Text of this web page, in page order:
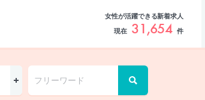
女性が活躍できる新着求人
現在 31,654 件